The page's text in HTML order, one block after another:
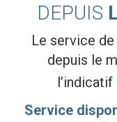
DEPUIS
Le service
depuis le
l’indicatif
Service